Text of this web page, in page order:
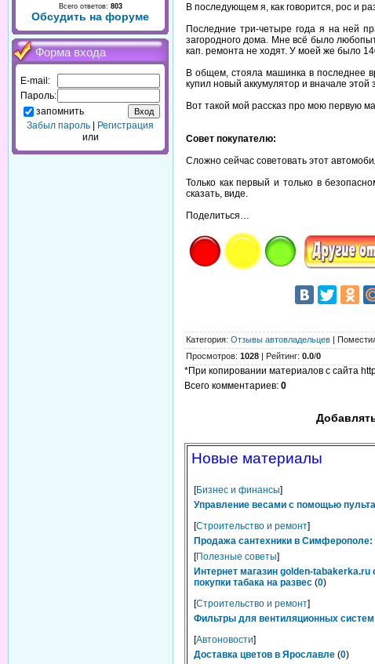
Всего ответов: 803
Обсудить на форуме
Форма входа
E-mail:
Пароль:
запомнить
Забыл пароль
Регистрация
или
В последующем я, как говорится, рос и
Последние три-четыре года я на ней
загородного дома. Мне всё было
кап. ремонта не ходят. У моей же было
В общем, стояла машинка в последнее
купил новый аккумулятор и вначале этой
Вот такой мой рассказ про мою первую
Совет покупателю:
Сложно сейчас советовать этот
Только как первый и только в
сказать, виде.
Поделиться…
Категория: Отзывы автовладельцев |
Просмотров: 1028 | Рейтинг: 0.0/0
*При копировании материалов с сайта
Всего комментариев: 0
Новые материалы
[Бизнес и финансы]
Управление весами с помощью пульта
[Строительство и ремонт]
Продажа сантехники в Симферополе:
[Полезные советы]
Интернет магазин golden-
покупки табака на развес (0)
[Строительство и ремонт]
Фильтры для вентиляционных
[Автоновости]
Доставка цветов в Ярославле (0)